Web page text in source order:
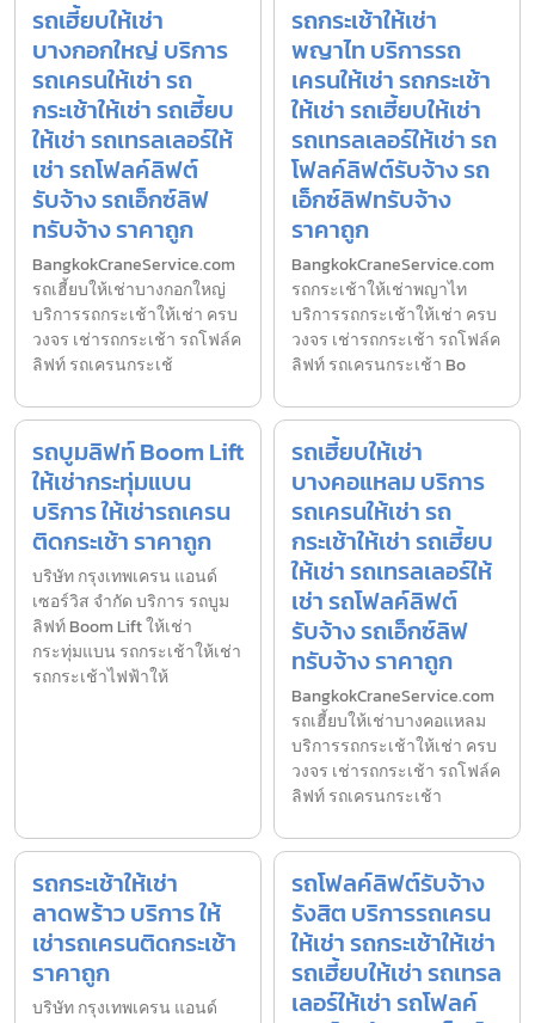
รถเฮี้ยบให้เช่า
บางกอกใหญ่ บริการ
รถเครนให้เช่า รถ
กระเช้าให้เช่า รถเฮี้ยบ
ให้เช่า รถเทรลเลอร์ให้
เช่า รถโฟลค์ลิฟต์
รับจ้าง รถเอ็กซ์ลิฟ
ทรับจ้าง ราคาถูก
BangkokCraneService.com
รถเฮี้ยบให้เช่าบางกอกใหญ่
บริการรถกระเช้าให้เช่า ครบ
วงจร เช่ารถกระเช้า รถโฟล์ค
ลิฟท์ รถเครนกระเช้
รถกระเช้าให้เช่า
พญาไท บริการรถ
เครนให้เช่า รถกระเช้า
ให้เช่า รถเฮี้ยบให้เช่า
รถเทรลเลอร์ให้เช่า รถ
โฟลค์ลิฟต์รับจ้าง รถ
เอ็กซ์ลิฟทรับจ้าง
ราคาถูก
BangkokCraneService.com
รถกระเช้าให้เช่าพญาไท
บริการรถกระเช้าให้เช่า ครบ
วงจร เช่ารถกระเช้า รถโฟล์ค
ลิฟท์ รถเครนกระเช้า Bo
รถบูมลิฟท์ Boom Lift
ให้เช่ากระทุ่มแบน
บริการ ให้เช่ารถเครน
ติดกระเช้า ราคาถูก
บริษัท กรุงเทพเครน แอนด์
เซอร์วิส จำกัด บริการ รถบูม
ลิฟท์ Boom Lift ให้เช่า
กระทุ่มแบน รถกระเช้าให้เช่า
รถกระเช้าไฟฟ้าให้
รถเฮี้ยบให้เช่า
บางคอแหลม บริการ
รถเครนให้เช่า รถ
กระเช้าให้เช่า รถเฮี้ยบ
ให้เช่า รถเทรลเลอร์ให้
เช่า รถโฟลค์ลิฟต์
รับจ้าง รถเอ็กซ์ลิฟ
ทรับจ้าง ราคาถูก
BangkokCraneService.com
รถเฮี้ยบให้เช่าบางคอแหลม
บริการรถกระเช้าให้เช่า ครบ
วงจร เช่ารถกระเช้า รถโฟล์ค
ลิฟท์ รถเครนกระเช้า
รถกระเช้าให้เช่า
ลาดพร้าว บริการ ให้
เช่ารถเครนติดกระเช้า
ราคาถูก
บริษัท กรุงเทพเครน แอนด์
รถโฟลค์ลิฟต์รับจ้าง
รังสิต บริการรถเครน
ให้เช่า รถกระเช้าให้เช่า
รถเฮี้ยบให้เช่า รถเทรล
เลอร์ให้เช่า รถโฟลค์